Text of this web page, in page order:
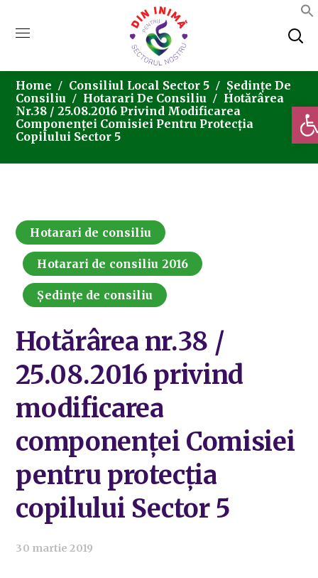
Home Consiliul Local Sector 5
Ședințe De
Consiliu
Hotarari De Consiliu
Hotărârea
Nr.38 / 25.08.2016 Privind Modificarea
Componenței Comisiei Pentru Protecția
Copilului Sector 5
Hotarari de consiliu
Hotarari de consiliu 2016
Ședințe de consiliu
Hotărârea nr.38 /
25.08.2016 privind
modificarea
componenței Comisiei
pentru protecția
copilului Sector 5
30 martie 2019